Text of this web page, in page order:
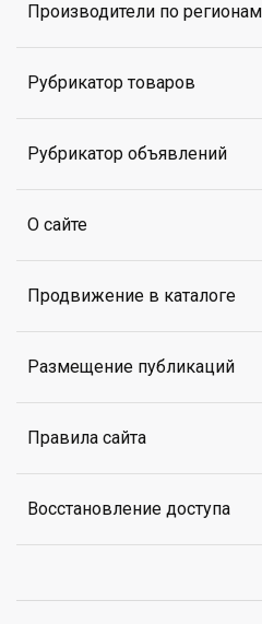
Производители по регионам
Рубрикатор товаров
Рубрикатор объявлений
О сайте
Продвижение в каталоге
Размещение публикаций
Правила сайта
Восстановление доступа